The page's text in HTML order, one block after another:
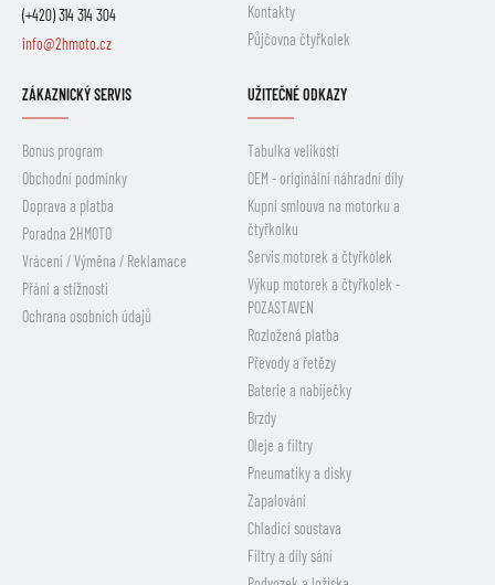
(+420) 314 314 304
info@2hmoto.cz
Kontakty
Půjčovna čtyřkolek
ZÁKAZNICKÝ SERVIS
Bonus program
Obchodní podmínky
Doprava a platba
Poradna 2HMOTO
Vrácení / Výměna / Reklamace
Přání a stížnosti
Ochrana osobních údajů
UŽITEČNÉ ODKAZY
Tabulka velikostí
OEM - originální náhradní díly
Kupní smlouva na motorku a
čtyřkolku
Servis motorek a čtyřkolek
Výkup motorek a čtyřkolek -
POZASTAVEN
Rozložená platba
Převody a řetězy
Baterie a nabíječky
Brzdy
Oleje a filtry
Pneumatiky a disky
Zapalování
Chladicí soustava
Filtry a díly sání